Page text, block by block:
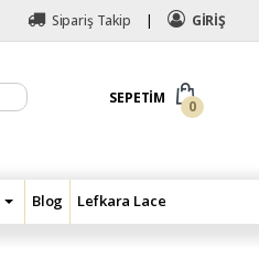
Sipariş Takip GİRİŞ
SEPETIM
0
Blog Lefkara Lace